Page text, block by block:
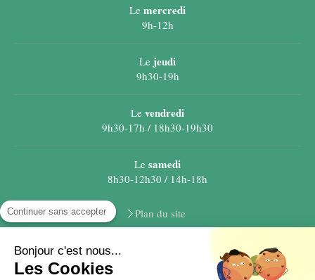
Le mercredi
9h-12h
Le jeudi
9h30-19h
Le vendredi
9h30-17h / 18h30-19h30
Le samedi
8h30-12h30 / 14h-18h
Plan du site
©2020 Cabinet Bel'harmonie - soin énergétique et massage bien-
Continuer sans accepter
Bonjour c'est nous...
Les Cookies